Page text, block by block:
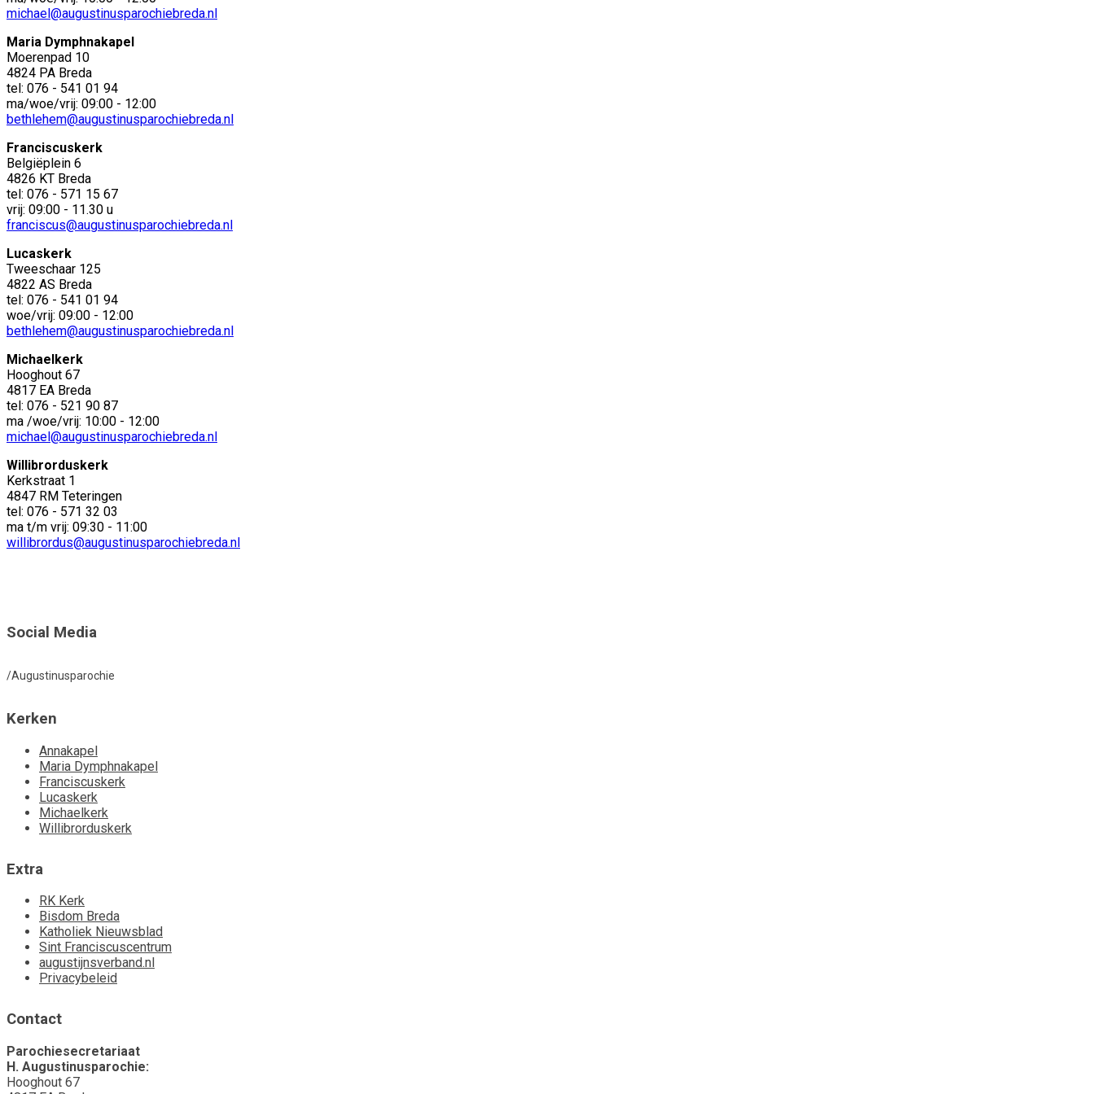
michael@augustinusparochiebreda.nl
Maria Dymphnakapel
Moerenpad 10
4824 PA Breda
tel: 076 - 541 01 94
ma/woe/vrij: 09:00 - 12:00
bethlehem@augustinusparochiebreda.nl
Franciscuskerk
Belgiëplein 6
4826 KT Breda
tel: 076 - 571 15 67
vrij: 09:00 - 11.30 u
franciscus@augustinusparochiebreda.nl
Lucaskerk
Tweeschaar 125
4822 AS Breda
tel: 076 - 541 01 94
woe/vrij: 09:00 - 12:00
bethlehem@augustinusparochiebreda.nl
Michaelkerk
Hooghout 67
4817 EA Breda
tel: 076 - 521 90 87
ma /woe/vrij: 10:00 - 12:00
michael@augustinusparochiebreda.nl
Willibrorduskerk
Kerkstraat 1
4847 RM Teteringen
tel: 076 - 571 32 03
ma t/m vrij: 09:30 - 11:00
willibrordus@augustinusparochiebreda.nl
Social Media
/Augustinusparochie
Kerken
Annakapel
Maria Dymphnakapel
Franciscuskerk
Lucaskerk
Michaelkerk
Willibrorduskerk
Extra
RK Kerk
Bisdom Breda
Katholiek Nieuwsblad
Sint Franciscuscentrum
augustijnsverband.nl
Privacybeleid
Contact
Parochiesecretariaat
H. Augustinusparochie:
Hooghout 67